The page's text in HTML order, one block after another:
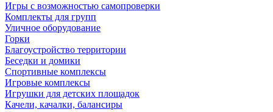
Игры с возможностью самопроверки
Комплекты для групп
Уличное оборудование
Горки
Благоустройство территории
Беседки и домики
Спортивные комплексы
Игровые комплексы
Игрушки для детских площадок
Качели, качалки, балансиры